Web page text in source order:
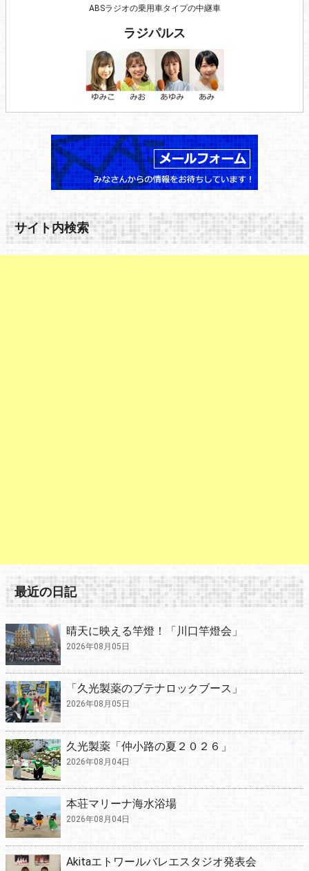
ABSラジオの乗用車タイプの中継車
ラジパルス
サイト内検索
最近の日記
晴天に映える竿燈！「川口竿燈会」
2026年08月05日
「久光製薬のブテナロックブース」
2026年08月05日
久光製薬「仲小路の夏２０２６」
2026年08月04日
本荘マリーナ海水浴場
2026年08月04日
Akitaエトワールバレエスタジオ発表会